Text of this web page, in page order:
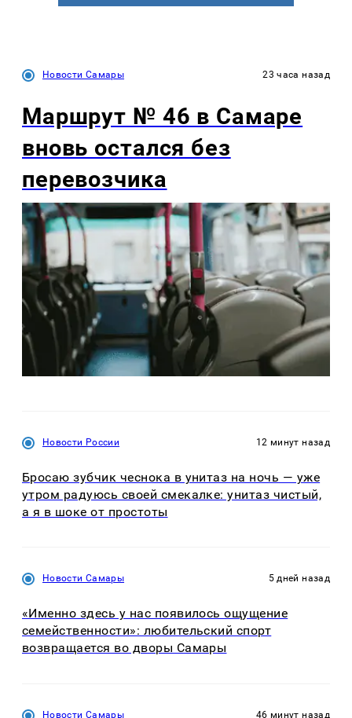
Новости Самары 23 часа назад
Маршрут № 46 в Самаре
вновь остался без
перевозчика
Новости России 12 минут назад
Бросаю зубчик чеснока в унитаз на ночь — уже
утром радуюсь своей смекалке: унитаз чистый,
а я в шоке от простоты
Новости Самары 5 дней назад
«Именно здесь у нас появилось ощущение
семейственности»: любительский спорт
возвращается во дворы Самары
Новости Самары 46 минут назад